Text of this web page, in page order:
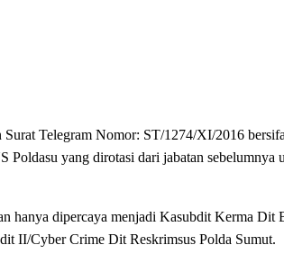
Telegram Nomor: ST/1274/XI/2016
Poldasu yang dirotasi dari jabatan sebelumnya
dipercaya menjadi Kasubdit Kerma Dit
II/Cyber Crime Dit Reskrimsus Polda Sumut.